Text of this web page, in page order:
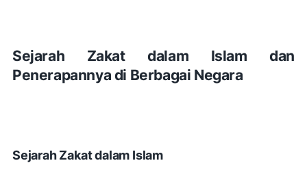
Sejarah Zakat dalam Islam dan
Penerapannya di Berbagai Negara
Sejarah Zakat dalam Islam